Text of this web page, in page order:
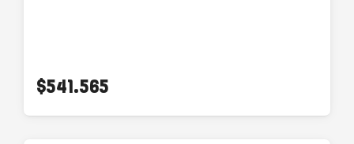
$541.565